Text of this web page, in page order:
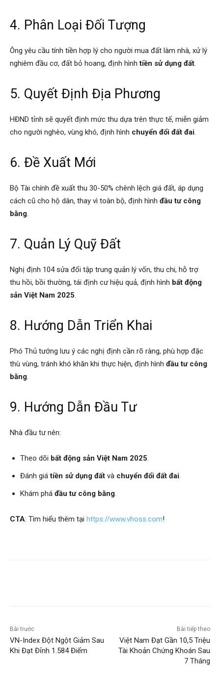
4. Phân Loại Đối Tượng
Ông yêu cầu tính tiền hợp lý cho người mua đất làm nhà, xử lý
nghiêm đầu cơ, đất bỏ hoang, định hìnhtiền sử dụng đất
5. Quyết Định Địa Phương
HĐND tỉnh sẽ quyết định mức thu dựa trên thực tế, miễn giảm
cho người nghèo, vùng khó, định hình chuyển đổi đất đai
6. Đề Xuất Mới
Bộ Tài chính đề xuất thu 30-50% chênh lệch giá đất, áp dụng
cách cũ cho hộ dân, thay vì toàn bộ, định hình đầu tư công
bằng
7. Quản Lý Quỹ Đất
Nghị định 104 sửa đổi tập trung quản lý vốn, thu chi, hỗ trợ
thu hồi, bồi thường, tái định cư hiệu quả, định hình bất động
sản Việt Nam 2025
8. Hướng Dẫn Triển Khai
Phó Thủ tướng lưu ý các nghị định cần rõ ràng, phù hợp đặc
thù vùng, tránh khó khăn khi thực hiện, định hình đầu tư công
bằng
9. Hướng Dẫn Đầu Tư
Nhà đầu tư nên:
Theo dõi bất động sản Việt Nam 2025
Đánh giátiền sử dụng đất và chuyển đổi đất đai
Khám phá đầu tư công bằng
CTA: Tìm hiểu thêm tại https://www.vhoss.com!
Bài trước
VN-Index Đột Ngột Giảm Sau
Khi Đạt Đỉnh 1.584 Điểm
Bài tiếp theo
Việt Nam Đạt Gần 10,5 Triệu
Tài Khoản Chứng Khoán Sau
7 Tháng